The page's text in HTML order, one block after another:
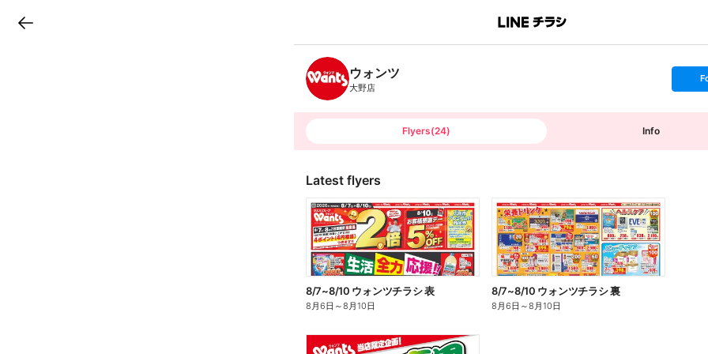
B
n
c
h
T
ウォンツ
大野店
s
t
o
Flyers(24) Info
Latest flyers
8/7~8/10 ウォンツチラシ 表
8月6日 ～8月10日
8/7~8/10 ウォンツチラシ 裏
8月6日 ～8月10日